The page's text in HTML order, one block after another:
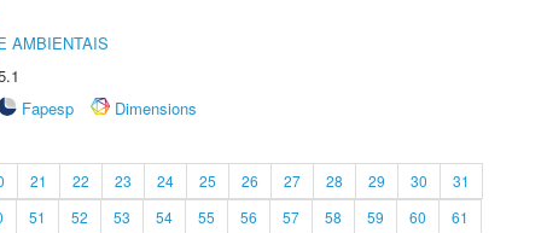
AMBIENTAIS
Fapesp
Dimensions
21 22 23 24 25 26 27 28 29 30
31
51 52 53 54 55 56 57 58 59 60
61